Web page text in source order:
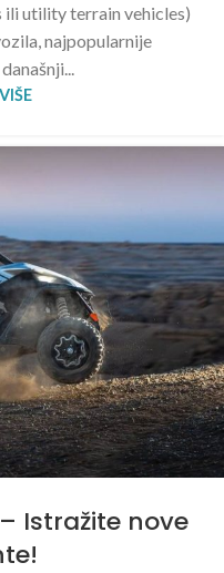
utility terrain vehicles)
najpopularnije
– Istražite nove